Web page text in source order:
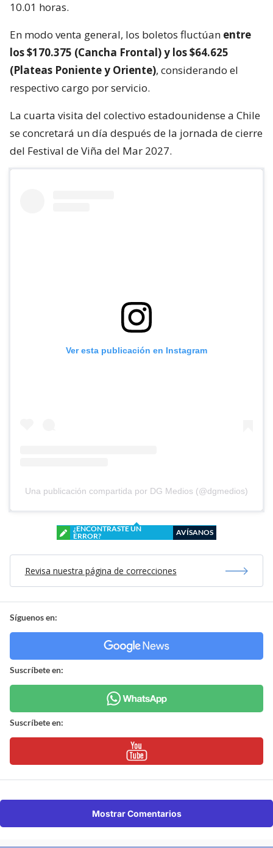
10.01 horas.
En modo venta general, los boletos fluctúan entre
los $170.375 (Cancha Frontal) y los $64.625
(Plateas Poniente y Oriente), considerando el
respectivo cargo por servicio.
La cuarta visita del colectivo estadounidense a Chile
se concretará un día después de la jornada de cierre
del Festival de Viña del Mar 2027.
Ver esta publicación en Instagram
Una publicación compartida por DG Medios (@dgmedios)
¿ENCONTRASTE UN
ERROR?
AVÍSANOS
Revisa nuestra página de correcciones
Síguenos en:
Suscríbete en:
Suscríbete en:
Mostrar Comentarios